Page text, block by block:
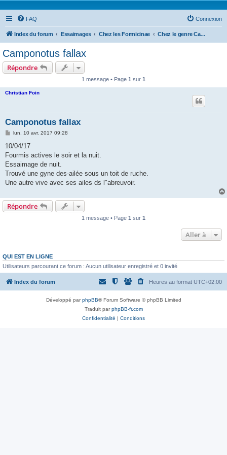
FAQ Connexion
Index du forum Essaimages Chez les Formicinae Chez le genre Camponotus
Camponotus fallax
Répondre
1 message • Page 1 sur 1
Christian Foin
Camponotus fallax
M
s
a
g
lun. 10 avr. 2017 09:28
10/04/17
Fourmis actives le soir et la nuit.
Essaimage de nuit.
Trouvé une gyne des-ailée sous un toit de ruche.
Une autre vive avec ses ailes ds l"abreuvoir.
Répondre
1 message • Page 1 sur 1
Aller à
QUI EST EN LIGNE
Utilisateurs parcourant ce forum : Aucun utilisateur enregistré et 0 invité
Index du forum Heures au format UTC+02:00
Développé parphpBB® Forum Software © phpBB Limited
Traduit parphpBB-fr.com
Confidentialité | Conditions